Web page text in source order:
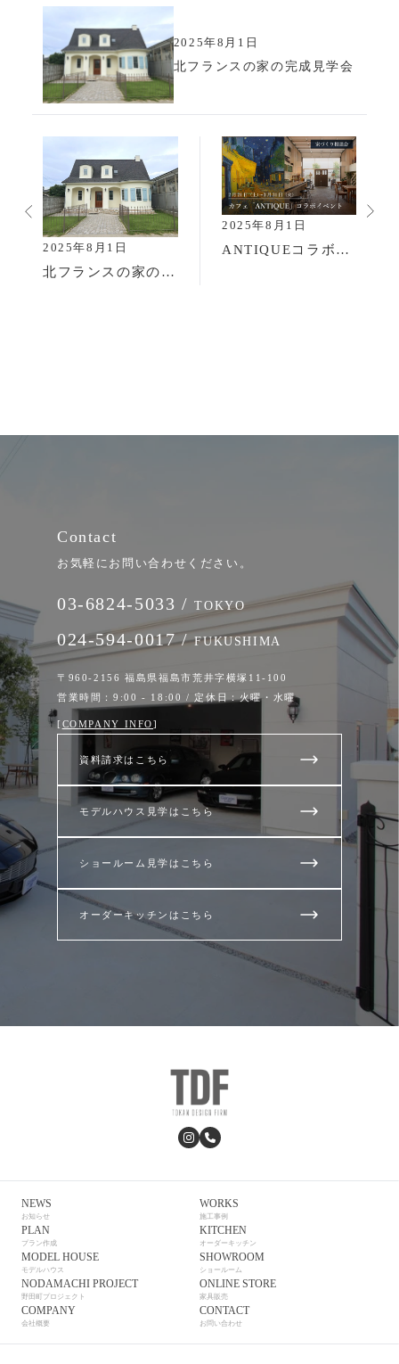
2025年8月1日
北フランスの家の完成見学会
2025年8月1日
北フランスの家の完成見学会
2025年8月1日
ANTIQUEコラボの家づくり相談会 ＜大ゴッホ展 夜のカフェテラス ＞
Contact
お気軽にお問い合わせください。
03-6824-5033 /TOKYO
024-594-0017 /FUKUSHIMA
〒960-2156 福島県福島市荒井字横塚11-100
営業時間：9:00 - 18:00 / 定休日：火曜・水曜
[ COMPANY INFO]
資料請求はこちら
モデルハウス見学はこちら
ショールーム見学はこちら
オーダーキッチンはこちら
NEWS
お知らせ
WORKS
施工事例
PLAN
プラン作成
KITCHEN
オーダーキッチン
MODEL HOUSE
モデルハウス
SHOWROOM
ショールーム
NODAMACHI PROJECT
野田町プロジェクト
ONLINE STORE
家具販売
COMPANY
会社概要
CONTACT
お問い合わせ